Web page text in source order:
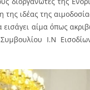
ιδέας της
αίμα όπως
Ι.Ν